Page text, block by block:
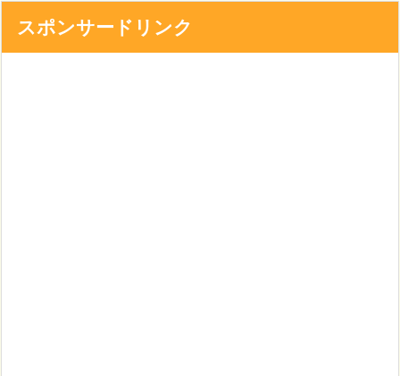
スポンサードリンク